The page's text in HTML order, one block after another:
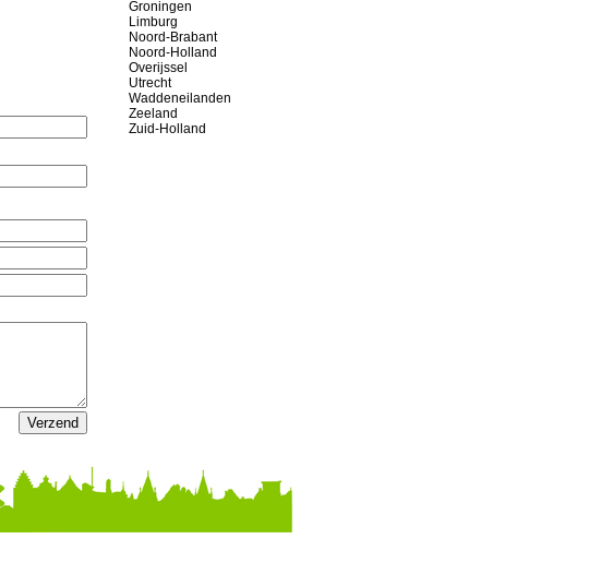
Groningen
Limburg
Noord-Brabant
Noord-Holland
Overijssel
Utrecht
Waddeneilanden
Zeeland
Zuid-Holland